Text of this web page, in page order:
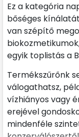
Ez a kategória
bőséges
van szépítő
egyik toplistás a
Termékszűrőnk
válogathatsz,
vízhiányos vagy
erejével
mindenféle